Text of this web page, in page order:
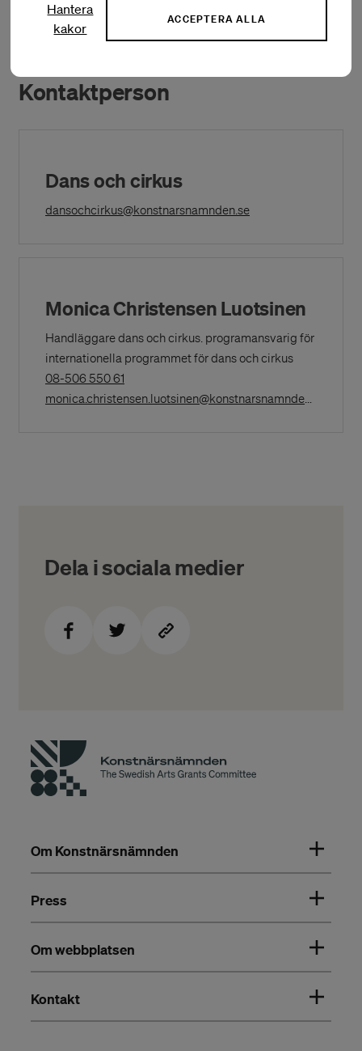
Förteckning över beviljade bidrag
Kontaktperson
Dans och cirkus
dansochcirkus@konstnarsnamnden.se(Opens in a New
Monica Christensen Luotsinen
Handläggare dans och cirkus. programansvarig för
internationella programmet för dans och cirkus
08-506 550 61
in
monica.christensen.luotsinen@konstnarsnamnden.se
Dela i sociala medier
Om Konstnärsnämnden
Press
Om webbplatsen
Kontakt
Hantera
kakor
ACCEPTERA ALLA